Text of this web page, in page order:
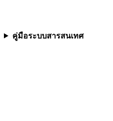
คู่มือระบบสารสนเทศ